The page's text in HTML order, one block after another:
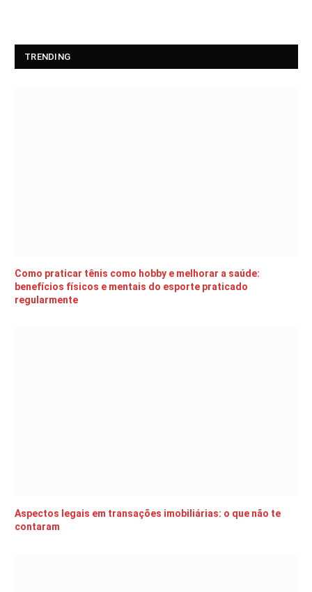
TRENDING
Como praticar tênis como hobby e melhorar a saúde:
benefícios físicos e mentais do esporte praticado
regularmente
Aspectos legais em transações imobiliárias: o que não te
contaram